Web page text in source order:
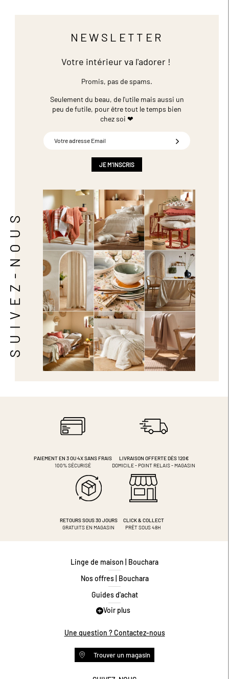
SUIVEZ-NOUS
NEWSLETTER
Votre intérieur va l'adorer !
Promis, pas de spams.
Seulement du beau, de l'utile mais aussi un
peu de futile, pour être tout le temps bien
chez soi ❤
JE M'INSCRIS
PAIEMENT EN 3 OU 4XSANS FRAIS
100% SÉCURISÉ
LIVRAISON OFFERTE DÈS 120€
DOMICILE - POINT RELAIS - MAGASIN
RETOURS SOUS 30 JOURS
GRATUITS EN MAGASIN
CLICK & COLLECT
PRÊT SOUS 48H
Linge de maison | Bouchara
Nos offres | Bouchara
Guides d'achat
Guide des tailles
Programme de fidélité
Conditions des offres
Voir plus
Une question ? Contactez-nous
Trouver un magasin